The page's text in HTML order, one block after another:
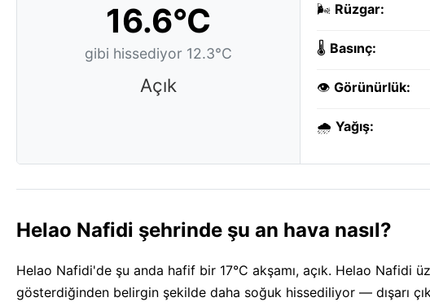
16.6°C
gibi hissediyor 12.3°C
Açık
🌬️ Rüzgar:
🌡️ Basınç:
👁️ Görünürlük:
🌧️ Yağış:
Helao Nafidi şehrinde şu an hava nasıl?
Helao Nafidi'de şu anda hafif bir 17°C akşamı, açık. Helao Nafidi
gösterdiğinden belirgin şekilde daha soğuk hissediliyor — dışarı